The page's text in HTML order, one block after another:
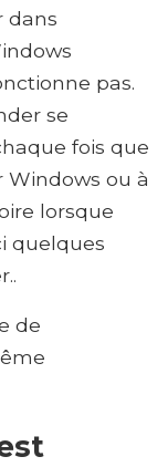
dans
pas.
se
fois que
ou à
lorsque
quelques
de